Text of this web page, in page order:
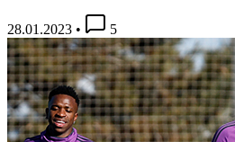
28.01.2023 • 5